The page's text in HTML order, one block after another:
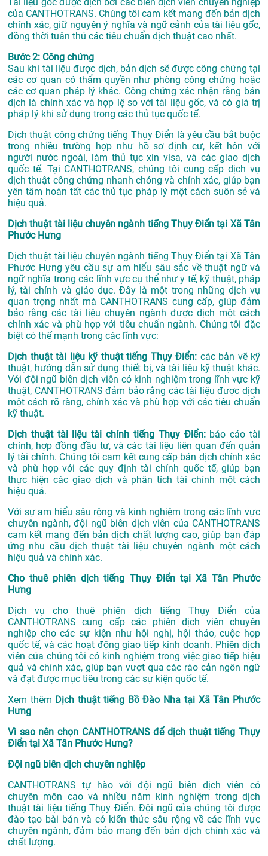
Tài liệu gốc được dịch bởi các biên dịch viên chuyên nghiệp
của CANTHOTRANS. Chúng tôi cam kết mang đến bản dịch
chính xác, giữ nguyên ý nghĩa và ngữ cảnh của tài liệu gốc,
đồng thời tuân thủ các tiêu chuẩn dịch thuật cao nhất.
Bước 2: Công chứng
Sau khi tài liệu được dịch, bản dịch sẽ được công chứng tại
các cơ quan có thẩm quyền như phòng công chứng hoặc
các cơ quan pháp lý khác. Công chứng xác nhận rằng bản
dịch là chính xác và hợp lệ so với tài liệu gốc, và có giá trị
pháp lý khi sử dụng trong các thủ tục quốc tế.
Dịch thuật công chứng tiếng Thụy Điển là yêu cầu bắt buộc
trong nhiều trường hợp như hồ sơ định cư, kết hôn với
người nước ngoài, làm thủ tục xin visa, và các giao dịch
quốc tế. Tại CANTHOTRANS, chúng tôi cung cấp dịch vụ
dịch thuật công chứng nhanh chóng và chính xác, giúp bạn
yên tâm hoàn tất các thủ tục pháp lý một cách suôn sẻ và
hiệu quả.
Dịch thuật tài liệu chuyên ngành tiếng Thụy Điển tại Xã Tân
Phước Hưng
Dịch thuật tài liệu chuyên ngành tiếng Thụy Điển tại Xã Tân
Phước Hưng yêu cầu sự am hiểu sâu sắc về thuật ngữ và
ngữ nghĩa trong các lĩnh vực cụ thể như y tế, kỹ thuật, pháp
lý, tài chính và giáo dục. Đây là một trong những dịch vụ
quan trọng nhất mà CANTHOTRANS cung cấp, giúp đảm
bảo rằng các tài liệu chuyên ngành được dịch một cách
chính xác và phù hợp với tiêu chuẩn ngành. Chúng tôi đặc
biệt có thế mạnh trong các lĩnh vực:
Dịch thuật tài liệu kỹ thuật tiếng Thụy Điển: các bản vẽ kỹ
thuật, hướng dẫn sử dụng thiết bị, và tài liệu kỹ thuật khác.
Với đội ngũ biên dịch viên có kinh nghiệm trong lĩnh vực kỹ
thuật, CANTHOTRANS đảm bảo rằng các tài liệu được dịch
một cách rõ ràng, chính xác và phù hợp với các tiêu chuẩn
kỹ thuật.
Dịch thuật tài liệu tài chính tiếng Thụy Điển:báo cáo tài
chính, hợp đồng đầu tư, và các tài liệu liên quan đến quản
lý tài chính. Chúng tôi cam kết cung cấp bản dịch chính xác
và phù hợp với các quy định tài chính quốc tế, giúp bạn
thực hiện các giao dịch và phân tích tài chính một cách
hiệu quả.
Với sự am hiểu sâu rộng và kinh nghiệm trong các lĩnh vực
chuyên ngành, đội ngũ biên dịch viên của CANTHOTRANS
cam kết mang đến bản dịch chất lượng cao, giúp bạn đáp
ứng nhu cầu dịch thuật tài liệu chuyên ngành một cách
hiệu quả và chính xác.
Cho thuê phiên dịch tiếng Thụy Điển tại Xã Tân Phước
Hưng
Dịch vụ cho thuê phiên dịch tiếng Thụy Điển của
CANTHOTRANS cung cấp các phiên dịch viên chuyên
nghiệp cho các sự kiện như hội nghị, hội thảo, cuộc họp
quốc tế, và các hoạt động giao tiếp kinh doanh. Phiên dịch
viên của chúng tôi có kinh nghiệm trong việc giao tiếp hiệu
quả và chính xác, giúp bạn vượt qua các rào cản ngôn ngữ
và đạt được mục tiêu trong các sự kiện quốc tế.
Xem thêm Dịch thuật tiếng Bồ Đào Nha tại Xã Tân Phước
Hưng
Vì sao nên chọn CANTHOTRANS để dịch thuật tiếng Thụy
Điển tại Xã Tân Phước Hưng?
Đội ngũ biên dịch chuyên nghiệp
CANTHOTRANS tự hào với đội ngũ biên dịch viên có
chuyên môn cao và nhiều năm kinh nghiệm trong dịch
thuật tài liệu tiếng Thụy Điển. Đội ngũ của chúng tôi được
đào tạo bài bản và có kiến thức sâu rộng về các lĩnh vực
chuyên ngành, đảm bảo mang đến bản dịch chính xác và
chất lượng.